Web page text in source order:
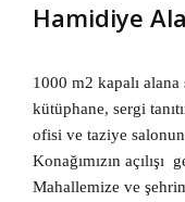
Hamidiye
1000 m2 kapalı
kütüphane, sergi
ofisi ve taziye
Konağımızın açılışı
Mahallemize ve